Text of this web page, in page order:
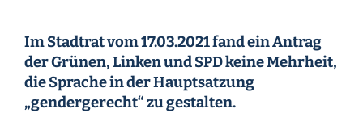
Im Stadtrat vom 17.03.2021 fand ein Antrag
der Grünen, Linken und SPD keine Mehrheit,
die Sprache in der Hauptsatzung
„gendergerecht“ zu gestalten.